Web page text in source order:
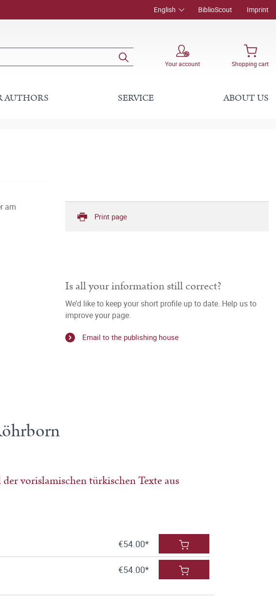
English BiblioScout Imprint
Your account Shopping cart
AUTHORS SERVICE ABOUT US
am
Print page
Is all your information still correct?
We’d like to keep your short profile up to date. Help us to
improve your page.
Email to the publishing house
vorislamischen türkischen Texte aus
€54.00*
€54.00*